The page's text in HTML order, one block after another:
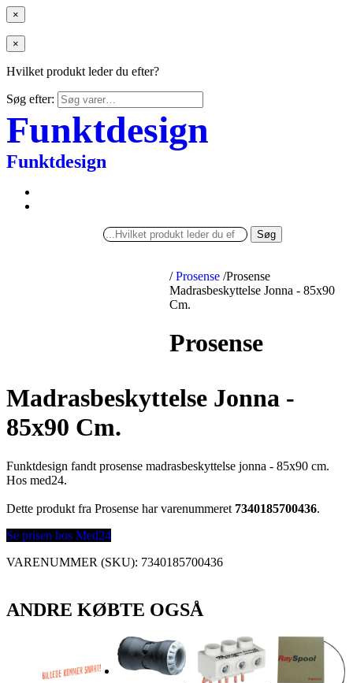
×
×
Hvilket produkt leder du efter?
Søg efter:
Funktdesign
Funktdesign
Søg
/ Prosense /Prosense
Madrasbeskyttelse Jonna - 85x90
Cm.
Prosense
Madrasbeskyttelse Jonna -
85x90 Cm.
Funktdesign fandt prosense madrasbeskyttelse jonna - 85x90 cm.
Hos med24.
Dette produkt fra Prosense har varenummeret 7340185700436.
Se prisen hos Med24
VARENUMMER (SKU): 7340185700436
ANDRE KØBTE OGSÅ